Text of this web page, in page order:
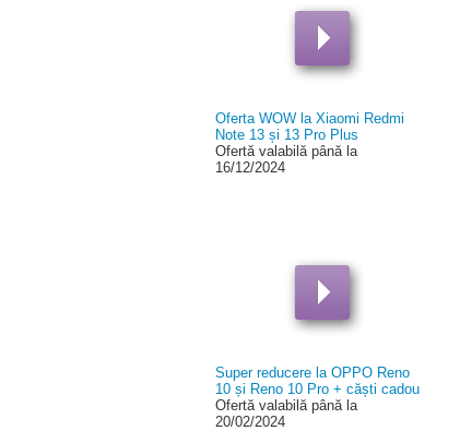
Oferta WOW la Xiaomi Redmi
Note 13 și 13 Pro Plus
Ofertă valabilă până la
16/12/2024
Super reducere la OPPO Reno
10 și Reno 10 Pro + căști cadou
Ofertă valabilă până la
20/02/2024